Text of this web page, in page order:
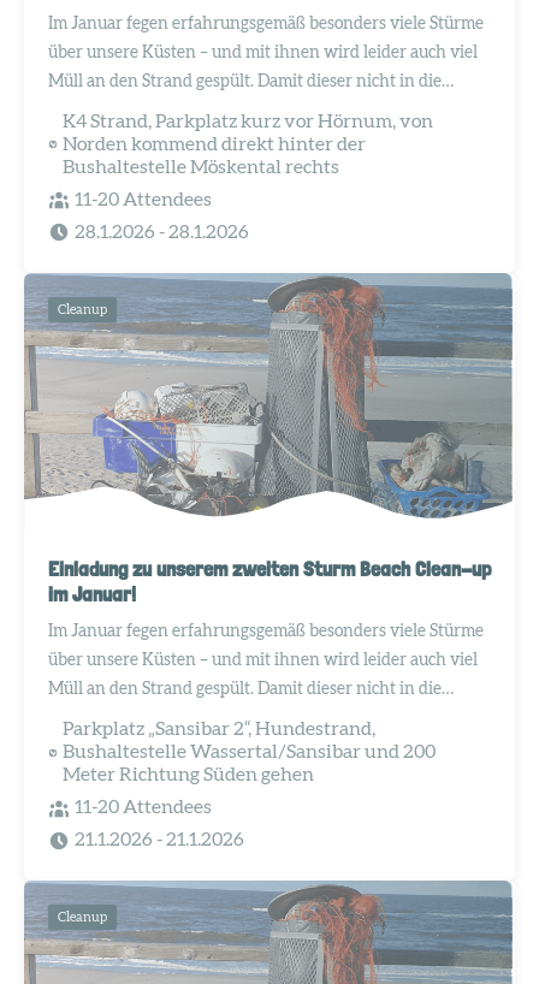
Im Januar fegen erfahrungsgemäß besonders viele Stürme
über unsere Küsten – und mit ihnen wird leider auch viel
Müll an den Strand gespült. Damit dieser nicht in die
ins Meer gelangt, wollen wir schnell handeln.
K4 Strand, Parkplatz kurz vor Hörnum, von
Norden kommend direkt hinter der
Bushaltestelle Möskental rechts
11-20 Attendees
28.1.2026 - 28.1.2026
Cleanup
Einladung zu unserem zweiten Sturm Beach Clean-up
im Januar!
Im Januar fegen erfahrungsgemäß besonders viele Stürme
über unsere Küsten – und mit ihnen wird leider auch viel
Müll an den Strand gespült. Damit dieser nicht in die
Dünen fliegt, unter dem Sand verschwindet oder zurück
ins Meer gelangt, wollen wir schnell handeln.
Parkplatz „Sansibar 2“, Hundestrand,
Bushaltestelle Wassertal/Sansibar und 200
Meter Richtung Süden gehen
11-20 Attendees
21.1.2026 - 21.1.2026
Cleanup